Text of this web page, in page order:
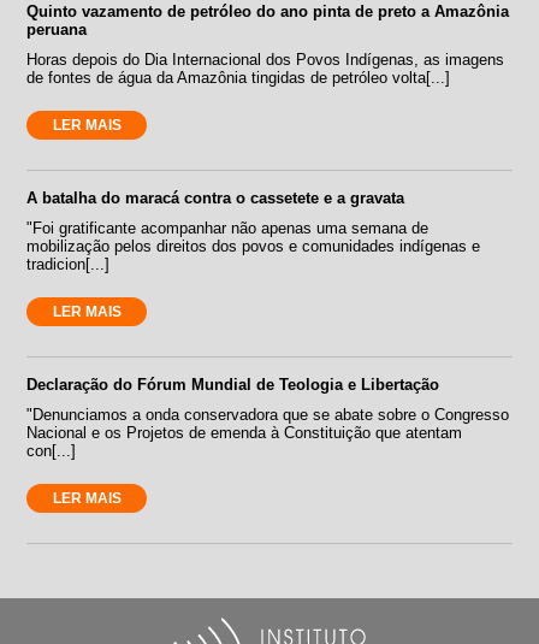
Quinto vazamento de petróleo do ano pinta de preto a Amazônia
peruana
Horas depois do Dia Internacional dos Povos Indígenas, as imagens
de fontes de água da Amazônia tingidas de petróleo volta[...]
LER MAIS
A batalha do maracá contra o cassetete e a gravata
"Foi gratificante acompanhar não apenas uma semana de
mobilização pelos direitos dos povos e comunidades indígenas e
tradicion[...]
LER MAIS
Declaração do Fórum Mundial de Teologia e Libertação
"Denunciamos a onda conservadora que se abate sobre o Congresso
Nacional e os Projetos de emenda à Constituição que atentam
con[...]
LER MAIS